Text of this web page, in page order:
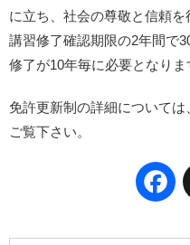
に立ち、社会の尊敬と信頼
講習修了確認期限の2年間で
修了が10年毎に必要となりま
免許更新制の詳細については
ご覧下さい。